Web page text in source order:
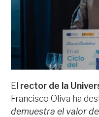
El rector de la
Francisco Oliva ha
demuestra el valor